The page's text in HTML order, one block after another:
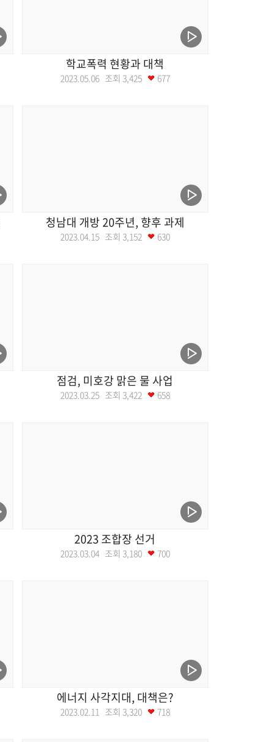
학교폭력 현황과 대책
2023.05.06 조회 3,425 677
청남대 개방 20주년, 향후 과제
2023.04.15 조회 3,152 630
점검, 미호강 맑은 물 사업
2023.03.25 조회 3,422 658
2023 조합장 선거
2023.03.04 조회 3,180 700
에너지 사각지대, 대책은?
2023.02.11 조회 3,320 718